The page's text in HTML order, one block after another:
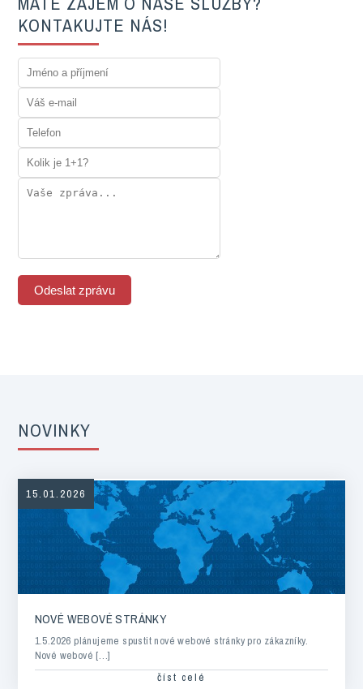
KONTAKUJTE NÁS!
NOVINKY
15.01.2026
NOVÉ WEBOVÉ STRÁNKY
1.5.2026 plánujeme spustit nové webové stránky pro zákazníky.
Nové webové […]
číst celé